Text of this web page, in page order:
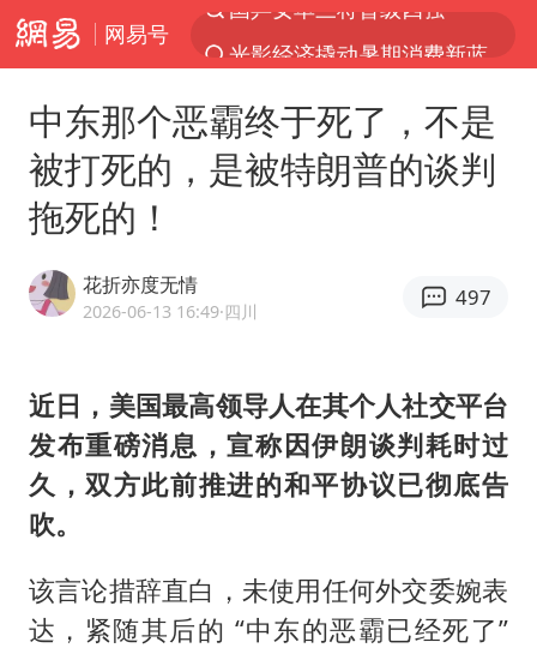
网易号
新疆优化调整景区内自驾服务费
上四休三，但降薪1000元，你接受吗？
白海豚将正面袭击贯穿浙江
酒店回应车内过夜被收150元
黄金牛市回来了吗
酒店花洒现排泄物住客索赔遭拒
商场现钱学森巨幅海报 负责人回应
36岁男演员成景区NPC后人气爆棚
中东那个恶霸终于死了，不是
被打死的，是被特朗普的谈判
拖死的！
花折亦度无情
2026-06-13 16:49·四川
497
近日，美国最高领导人在其个人社交平台
发布重磅消息，宣称因伊朗谈判耗时过
久，双方此前推进的和平协议已彻底告
吹。
该言论措辞直白，未使用任何外交委婉表
达，紧随其后的 “中东的恶霸已经死了”